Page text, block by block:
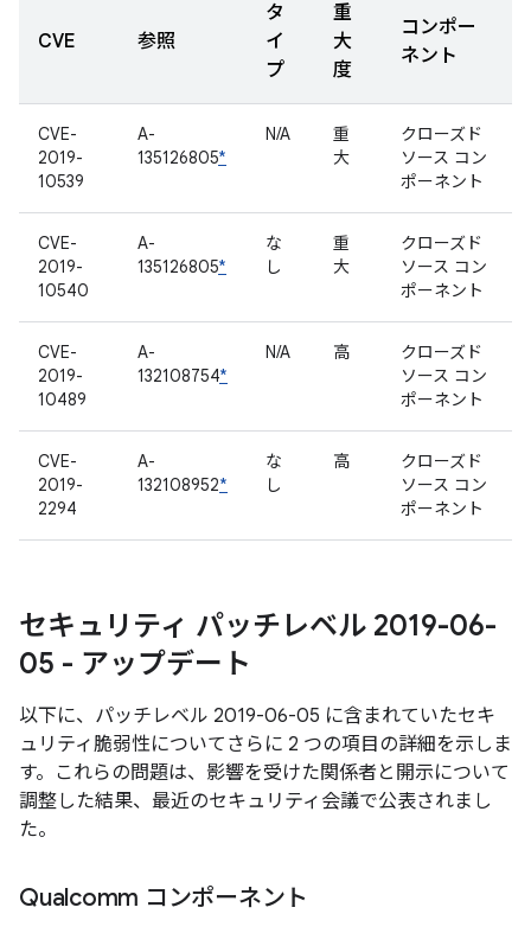
CVE 参照
タ
イ
プ
重
大
度
コンポー
ネント
CVE-
2019-
10539
A-
135126805*
N/A
重
大
クローズド
ソース コン
ポーネント
CVE-
2019-
10540
A-
135126805*
な
し
重
大
クローズド
ソース コン
ポーネント
CVE-
2019-
10489
A-
132108754*
N/A 高
クローズド
ソース コン
ポーネント
CVE-
2019-
2294
A-
132108952*
な
し
高
クローズド
ソース コン
ポーネント
セキュリティ パッチレベル 2019-06-
05 - アップデート
以下に、パッチレベル 2019-06-05 に含まれていたセキ
ュリティ脆弱性についてさらに 2 つの項目の詳細を示しま
す。これらの問題は、影響を受けた関係者と開示について
調整した結果、最近のセキュリティ会議で公表されまし
た。
Qualcomm コンポーネント